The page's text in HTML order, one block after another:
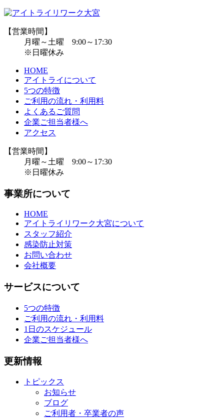
【営業時間】
月曜～土曜 9:00～17:30
※日曜休み
HOME
アイトライについて
5つの特徴
ご利用の流れ・利用料
よくあるご質問
企業ご担当者様へ
アクセス
【営業時間】
月曜～土曜 9:00～17:30
※日曜休み
事業所について
HOME
アイトライリワーク大宮について
スタッフ紹介
感染防止対策
お問い合わせ
会社概要
サービスについて
5つの特徴
ご利用の流れ・利用料
1日のスケジュール
企業ご担当者様へ
更新情報
トピックス
お知らせ
ブログ
ご利用者・卒業者の声